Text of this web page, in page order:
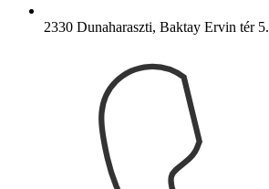
2330 Dunaharaszti, Baktay Ervin tér 5.